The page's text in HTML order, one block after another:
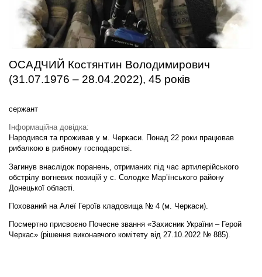
ОСАДЧИЙ Костянтин Володимирович
(31.07.1976 – 28.04.2022), 45 років
сержант
Інформаційна довідка:
Народився та проживав у м. Черкаси. Понад 22 роки працював
рибалкою в рибному господарстві.
Загинув внаслідок поранень, отриманих під час артилерійського
обстрілу вогневих позицій у с. Солодке Мар’їнського району
Донецької області.
Похований на Алеї Героїв кладовища № 4 (м. Черкаси).
Посмертно присвоєно Почесне звання «Захисник України – Герой
Черкас» (рішення виконавчого комітету від 27.10.2022 № 885).